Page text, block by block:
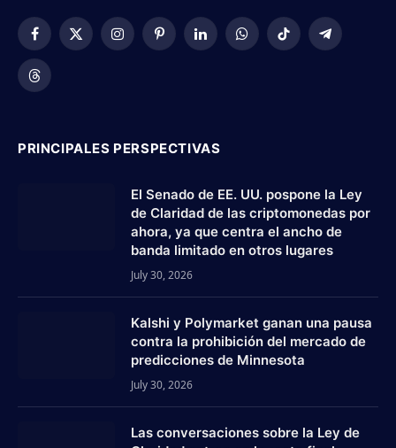
Facebook
X
InstagramPinterestLinkedInWhatsApp
TikTok Telegram
Threads
PRINCIPALES PERSPECTIVAS
El Senado de EE. UU. pospone la Ley
de Claridad de las criptomonedas por
ahora, ya que centra el ancho de
banda limitado en otros lugares
July 30, 2026
Kalshi y Polymarket ganan una pausa
contra la prohibición del mercado de
predicciones de Minnesota
July 30, 2026
Las conversaciones sobre la Ley de